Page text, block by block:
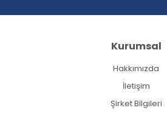
Kurumsal
Hakkımızda
İletişim
Şirket Bilgileri